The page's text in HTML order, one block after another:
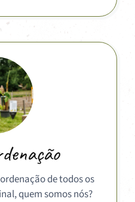
de todos os
quem somos nós?